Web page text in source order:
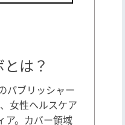
は？
パブリッシャー
女性ヘルスケア
ア。カバー領域